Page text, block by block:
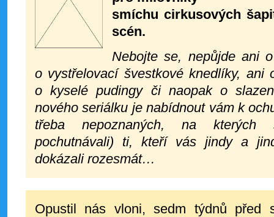
smíchu cirkusových
scén.
Nebojte se, nepůjde ani
o vystřelovací švestkové knedlíky, ani
o kyselé pudingy či naopak o
nového seriálku je nabídnout vám k
třeba nepoznaných, na kterých
pochutnávali) ti, kteří vás jindy a
dokázali rozesmát…
Opustil nás vloni, sedm týdnů před